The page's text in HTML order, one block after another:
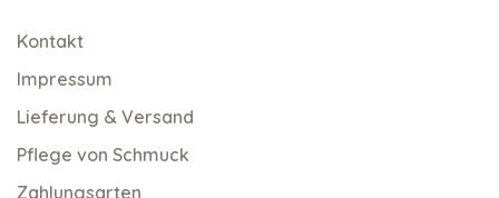
Kontakt
Impressum
Lieferung & Versand
Pflege von Schmuck
Zahlungsarten